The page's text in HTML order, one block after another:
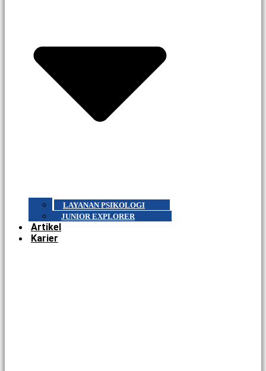
LAYANAN PSIKOLOGI
JUNIOR EXPLORER
Artikel
Karier